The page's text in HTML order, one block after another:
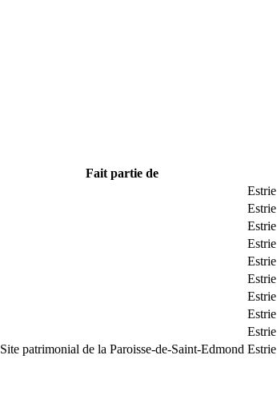
Fait partie de
Estrie
Estrie
Estrie
Estrie
Estrie
Estrie
Estrie
Estrie
Estrie
Site patrimonial de la Paroisse-de-Saint-Edmond Estrie